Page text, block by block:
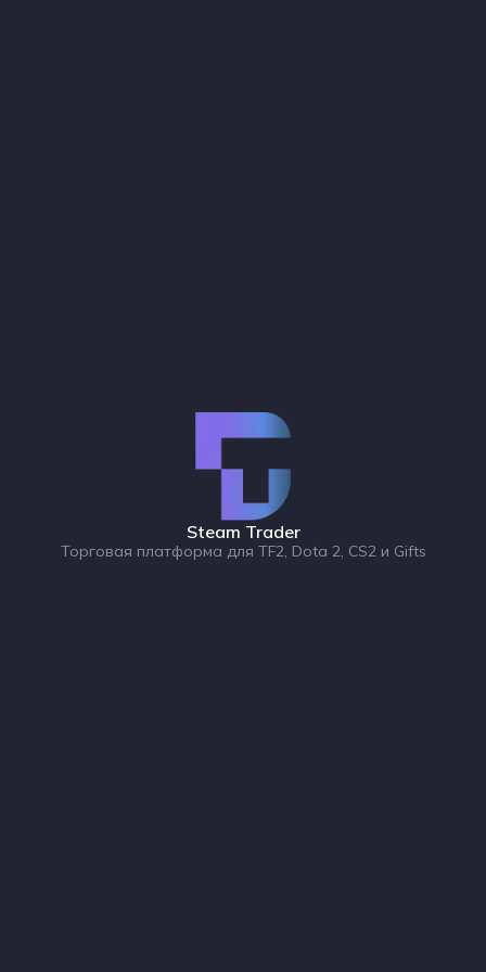
Steam Trader
Торговая платформа для TF2, Dota 2, CS2 и Gifts